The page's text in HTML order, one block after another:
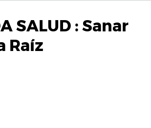
SALUD : Sanar
Raíz